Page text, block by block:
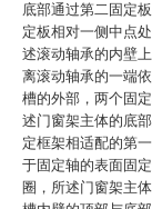
底部通过第二固定
定板相对一侧中点
述滚动轴承的内壁
离滚动轴承的一端
槽的外部，两个固
述门窗架主体的底
定框架相适配的第
于固定轴的表面固
圈，所述门窗架主